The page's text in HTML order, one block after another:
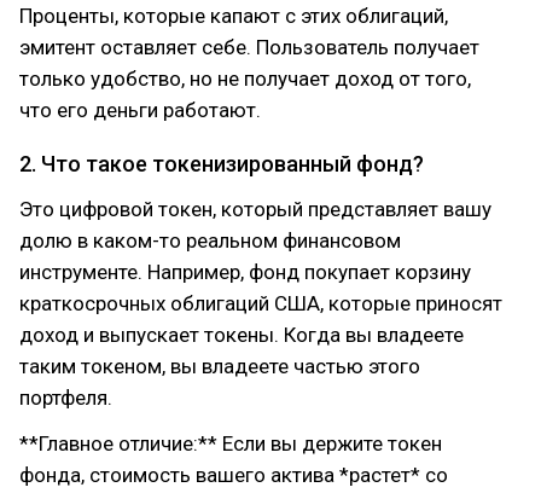
Проценты, которые капают с этих облигаций,
эмитент оставляет себе. Пользователь получает
только удобство, но не получает доход от того,
что его деньги работают.
2. Что такое токенизированный фонд?
Это цифровой токен, который представляет вашу
долю в каком-то реальном финансовом
инструменте. Например, фонд покупает корзину
краткосрочных облигаций США, которые приносят
доход и выпускает токены. Когда вы владеете
таким токеном, вы владеете частью этого
портфеля.
**Главное отличие:** Если вы держите токен
фонда, стоимость вашего актива *растет* со